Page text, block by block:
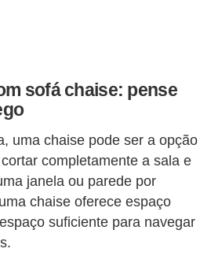
sofá chaise: pense
uma chaise pode ser a opção
completamente a sala e
janela ou parede por
chaise oferece espaço
suficiente para navegar